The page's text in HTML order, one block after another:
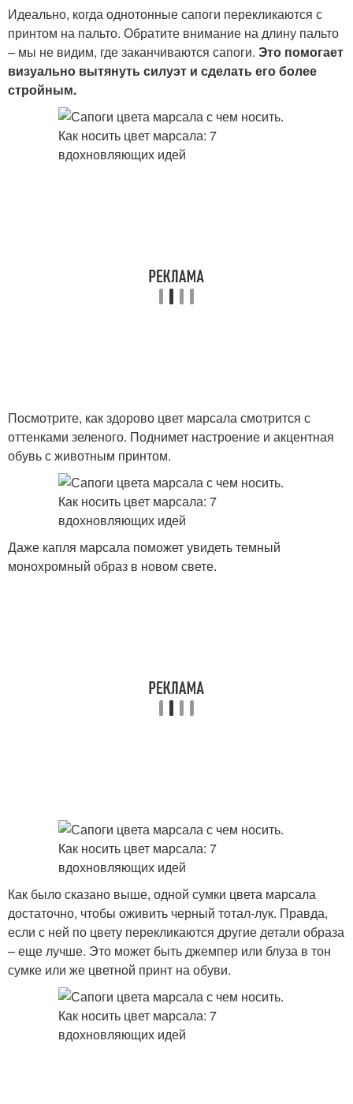
Идеально, когда однотонные сапоги перекликаются с
принтом на пальто. Обратите внимание на длину пальто
– мы не видим, где заканчиваются сапоги. Это помогает
визуально вытянуть силуэт и сделать его более
стройным.
Посмотрите, как здорово цвет марсала смотрится с
оттенками зеленого. Поднимет настроение и акцентная
обувь с животным принтом.
Даже капля марсала поможет увидеть темный
монохромный образ в новом свете.
Как было сказано выше, одной сумки цвета марсала
достаточно, чтобы оживить черный тотал-лук. Правда,
если с ней по цвету перекликаются другие детали образа
– еще лучше. Это может быть джемпер или блуза в тон
сумке или же цветной принт на обуви.